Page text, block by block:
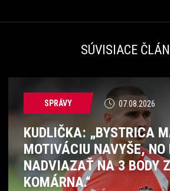
SÚVISIACE
SPRÁVY 07.08.2026
KUDLIČKA: „BYSTRICA
MOTIVÁCIU NAVYŠE, NO
NADVIAZAŤ NA 3 BODY Z
KOMÁRNA.“